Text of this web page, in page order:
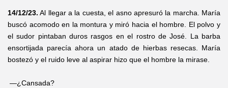
14/12/23. Al llegar a la cuesta, el asno apresuró la marcha. María
buscó acomodo en la montura y miró hacia el hombre. El polvo y
el sudor pintaban duros rasgos en el rostro de José. La barba
ensortijada parecía ahora un atado de hierbas resecas. María
bostezó y el ruido leve al aspirar hizo que el hombre la mirase.
—¿Cansada?